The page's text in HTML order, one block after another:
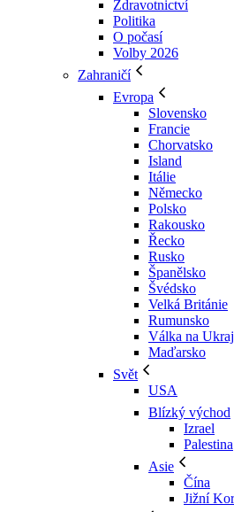
Zdravotnictví
Politika
O počasí
Volby 2026
Zahraničí
Evropa
Slovensko
Francie
Chorvatsko
Island
Itálie
Německo
Polsko
Rakousko
Řecko
Rusko
Španělsko
Švédsko
Velká Británie
Rumunsko
Válka na
Maďarsko
Svět
USA
Blízký východ
Izrael
Palestina
Asie
Čína
Jižní